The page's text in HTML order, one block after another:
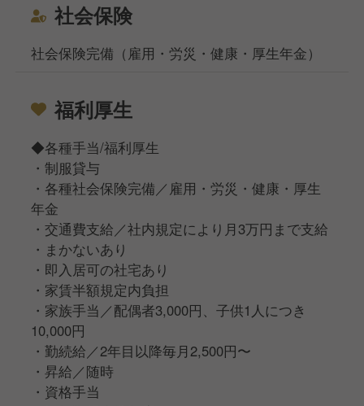
社会保険
社会保険完備（雇用・労災・健康・厚生年金）
福利厚生
◆各種手当/福利厚生
・制服貸与
・各種社会保険完備／雇用・労災・健康・厚生
年金
・交通費支給／社内規定により月3万円まで支給
・まかないあり
・即入居可の社宅あり
・家賃半額規定内負担
・家族手当／配偶者3,000円、子供1人につき
10,000円
・勤続給／2年目以降毎月2,500円〜
・昇給／随時
・資格手当